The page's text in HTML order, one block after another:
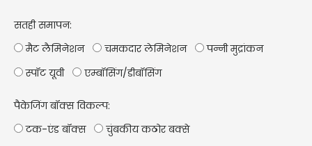
सतही समापन:
मैट लैमिनेशन
चमकदार लेमिनेशन
पन्नी मुद्रांकन
स्पॉट यूवी
एम्बॉसिंग/डीबॉसिंग
पैकेजिंग बॉक्स विकल्प:
टक-एंड बॉक्स
चुंबकीय कठोर बक्से